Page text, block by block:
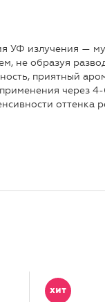
УФ излучения —
не образуя
приятный
через
оттенка